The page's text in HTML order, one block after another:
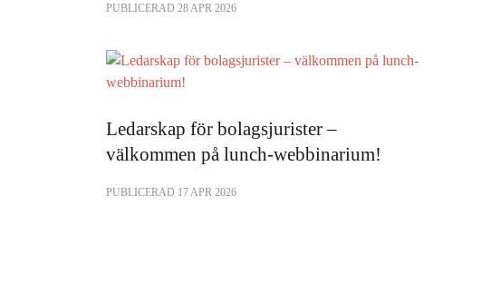
PUBLICERAD 28 APR 2026
Ledarskap för bolagsjurister –
välkommen på lunch-webbinarium!
PUBLICERAD 17 APR 2026